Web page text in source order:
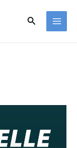
Suchen